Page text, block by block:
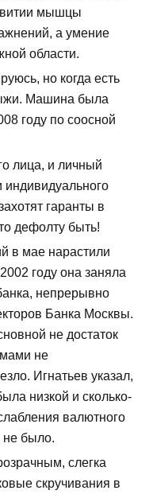
мышцы
а умение
области.
но когда есть
Машина была
году по соосной
лица, и личный
индивидуального
гаранты в
дефолту быть!
в мае нарастили
году она заняла
непрерывно
Банка Москвы.
не достаток
не
Игнатьев указал,
низкой и сколько-
валютного
не было.
слегка
скручивания в